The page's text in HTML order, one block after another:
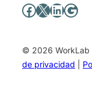
Facebook
X
© 2026 WorkLab
de privacidad